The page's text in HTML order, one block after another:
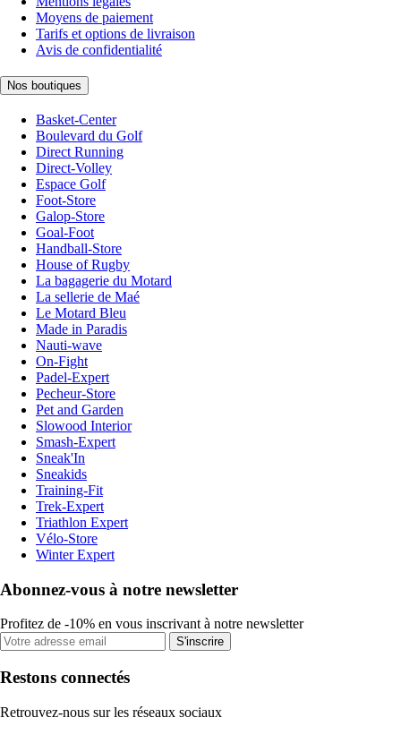
Moyens de paiement
Tarifs et options de livraison
Avis de confidentialité
Nos boutiques
Basket-Center
Boulevard du Golf
Direct Running
Direct-Volley
Espace Golf
Foot-Store
Galop-Store
Goal-Foot
Handball-Store
House of Rugby
La bagagerie du Motard
La sellerie de Maé
Le Motard Bleu
Made in Paradis
Nauti-wave
On-Fight
Padel-Expert
Pecheur-Store
Pet and Garden
Slowood Interior
Smash-Expert
Sneak'In
Sneakids
Training-Fit
Trek-Expert
Triathlon Expert
Vélo-Store
Winter Expert
Abonnez-vous à notre newsletter
Profitez de -10% en vous inscrivant à notre newsletter
S'inscrire
Restons connectés
Retrouvez-nous sur les réseaux sociaux